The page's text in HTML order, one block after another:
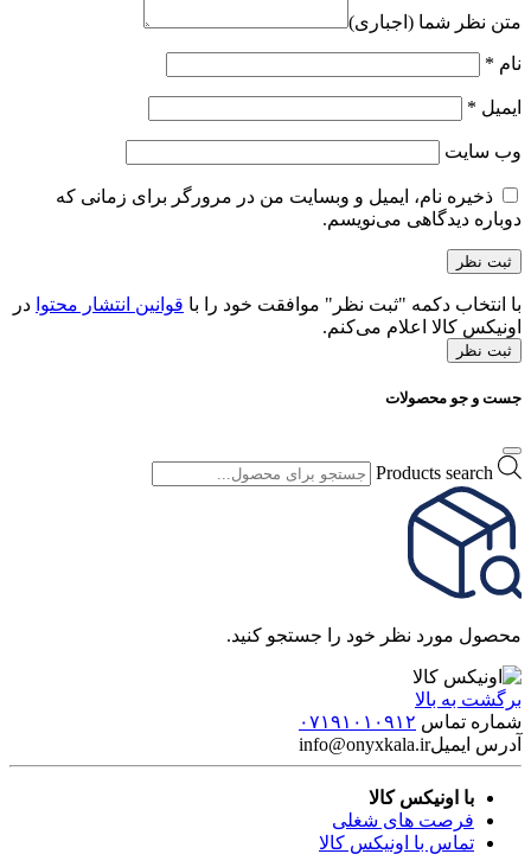
متن نظر شما (اجباری)
نام *
ایمیل *
وب‌ سایت
ذخیره نام، ایمیل و وبسایت من در مرورگر برای زمانی که
دوباره دیدگاهی می‌نویسم.
با انتخاب دکمه "ثبت نظر" موافقت خود را با قوانین انتشار محتوا در
اونیکس کالا اعلام می‌کنم.
ثبت نظر
جست و جو محصولات
Products search
محصول مورد نظر خود را جستجو کنید.
برگشت به بالا
شماره تماس ۰۷۱۹۱۰۱۰۹۱۲
آدرس ایمیلinfo@onyxkala.ir
با اونیکس کالا
فرصت های شغلی
تماس با اونیکس کالا